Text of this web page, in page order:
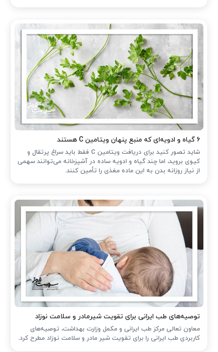
۶ گیاه و ادویه‌ای که منبع پنهان ویتامین C هستند
شاید تصور کنید برای دریافت ویتامین C فقط باید سراغ پرتقال و
کیوی بروید، اما چند گیاه و ادویه ساده در آشپزخانه می‌توانند سهمی
از نیاز روزانه بدن به این ماده مغذی را تأمین کنند.
توصیه‌های طب ایرانی برای تقویت شیرمادر و سلامت نوزاد
معاون تعالی مرکز طب ایرانی و مکمل وزارت بهداشت، توصیه‌های
کاربردی طب ایرانی را برای تقویت شیر مادر و سلامت نوزاد مطرح کرد.